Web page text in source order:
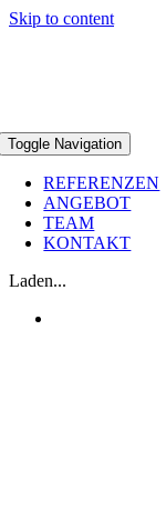
Skip to content
Toggle Navigation
REFERENZEN
ANGEBOT
TEAM
KONTAKT
Laden...